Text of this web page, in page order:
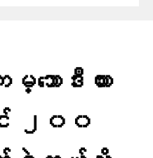
ာဒီးယား
း ၂၀၀